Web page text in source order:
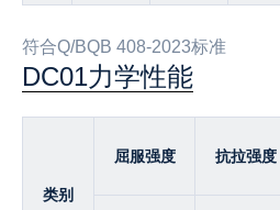
符合Q/BQB 408-2023标准
DC01力学性能
类别
屈服强度 抗拉强度